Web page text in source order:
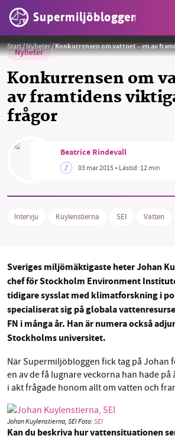
Supermiljöbloggen
OMRÅDEN
OM OSS
Sök Sparade inlägg
Facebook Instagram
Threads
Start/Nyheter/Konkurrensen om vattnet – en av
Nyheter
Konkurrensen om
av framtidens
frågor
Beatrice Rindevall
03 mar 2015• Lästid: 12 min
Intervju Kuylenstierna SEI Vatten
Sveriges miljömäktigaste heter Johan
chef för Stockholm Environment
tidigare sysslat med klimatforskning i
specialiserat sig på globala
FN i många år. Han är numera också
Stockholms universitet.
När Supermiljöbloggen fick tag på Johan
en av de få lugnare veckorna han hade
i akt frågade honom allt om vatten och
Johan Kuylenstierna, SEI Foto:SEI
Kan du beskriva hur vattensituationen
SMB kämpar för en hållbar
starten 2010 har vår ideella
miljödebatten framåt
nyhetsbevakning och
utveckla vårt arbete – och vi
vill hjälpa oss.
Stötta vårt arbete genom att